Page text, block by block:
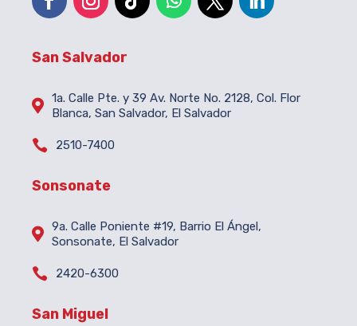
San Salvador
 1a. Calle Pte. y 39 Av. Norte No. 2128, Col. Flor
Blanca, San Salvador, El Salvador
 2510-7400
Sonsonate
 9a. Calle Poniente #19, Barrio El Ángel,
Sonsonate, El Salvador
 2420-6300
San Miguel